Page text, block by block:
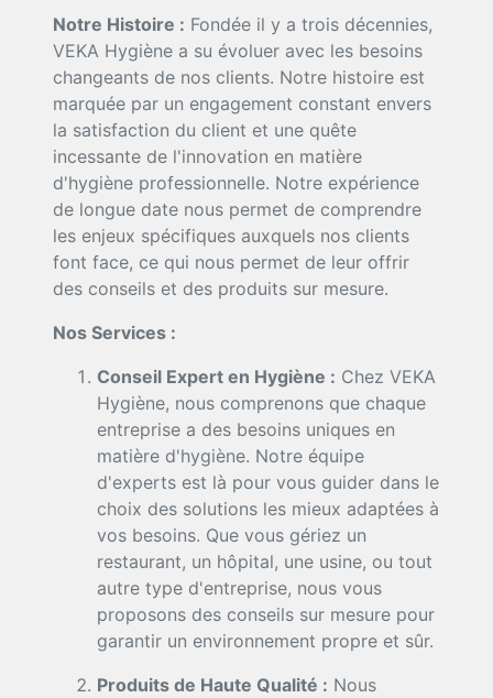
Notre Histoire : Fondée il y a trois décennies,
VEKA Hygiène a su évoluer avec les besoins
changeants de nos clients. Notre histoire est
marquée par un engagement constant envers
la satisfaction du client et une quête
incessante de l'innovation en matière
d'hygiène professionnelle. Notre expérience
de longue date nous permet de comprendre
les enjeux spécifiques auxquels nos clients
font face, ce qui nous permet de leur offrir
des conseils et des produits sur mesure.
Nos Services :
Conseil Expert en Hygiène : Chez VEKA
Hygiène, nous comprenons que chaque
entreprise a des besoins uniques en
matière d'hygiène. Notre équipe
d'experts est là pour vous guider dans le
choix des solutions les mieux adaptées à
vos besoins. Que vous gériez un
restaurant, un hôpital, une usine, ou tout
autre type d'entreprise, nous vous
proposons des conseils sur mesure pour
garantir un environnement propre et sûr.
Produits de Haute Qualité : Nous